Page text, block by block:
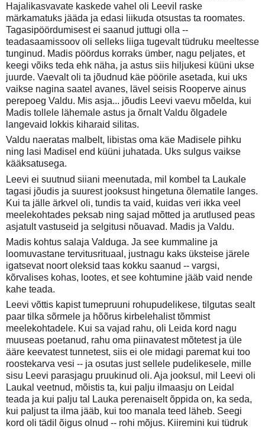
Hajalikasvavate kaskede vahel oli Leevil raske
märkamatuks jääda ja edasi liikuda otsustas ta roomates.
Tagasipöördumisest ei saanud juttugi olla --
teadasaamissoov oli selleks liiga tugevalt tüdruku meeltesse
tunginud. Madis pöördus korraks ümber, nagu peljates, et
keegi võiks teda ehk näha, ja astus siis hiljukesi küüni ukse
juurde. Vaevalt oli ta jõudnud käe pöörile asetada, kui uks
vaikse nagina saatel avanes, lävel seisis Rooperve ainus
perepoeg Valdu. Mis asja... jõudis Leevi vaevu mõelda, kui
Madis tollele lähemale astus ja õrnalt Valdu õlgadele
langevaid lokkis kiharaid silitas.
Valdu naeratas malbelt, libistas oma käe Madisele pihku
ning lasi Madisel end küüni juhatada. Uks sulgus vaikse
kääksatusega.
Leevi ei suutnud siiani meenutada, mil kombel ta Laukale
tagasi jõudis ja suurest jooksust hingetuna õlematile langes.
Kui ta jälle ärkvel oli, tundis ta vaid, kuidas veri ikka veel
meelekohtades peksab ning sajad mõtted ja arutlused peas
asjatult vastuseid ja selgitusi nõuavad. Madis ja Valdu.
Madis kohtus salaja Valduga. Ja see kummaline ja
loomuvastane tervitusrituaal, justnagu kaks üksteise järele
igatsevat noort oleksid taas kokku saanud -- vargsi,
kõrvalises kohas, lootes, et see kohtumine jääb vaid nende
kahe teada.
Leevi võttis kapist tumepruuni rohupudelikese, tilgutas sealt
paar tilka sõrmele ja hõõrus kirbelehalist tõmmist
meelekohtadele. Kui sa vajad rahu, oli Leida kord nagu
muuseas poetanud, rahu oma piinavatest mõtetest ja üle
ääre keevatest tunnetest, siis ei ole midagi paremat kui too
roostekarva vesi -- ja osutas just sellele pudelikesele, mille
sisu Leevi parasjagu pruukinud oli. Aja jooksul, mil Leevi oli
Laukal veetnud, mõistis ta, kui palju ilmaasju on Leidal
teada ja kui palju tal Lauka perenaiselt õppida on, ka seda,
kui paljust ta ilma jääb, kui too manala teed läheb. Seegi
kord oli tädil õigus olnud -- rohi mõjus. Kiiremini kui tüdruk